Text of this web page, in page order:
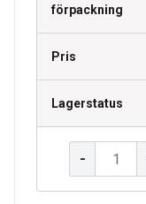
förpackning
Pris
Lagerstatus
-